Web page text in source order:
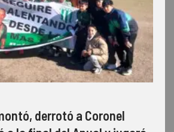
derrotó a Coronel